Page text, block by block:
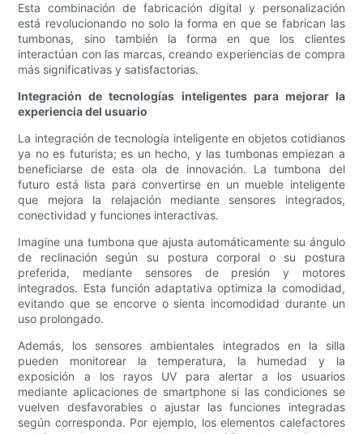
Esta combinación de fabricación digital y personalización
está revolucionando no solo la forma en que se fabrican las
tumbonas, sino también la forma en que los clientes
interactúan con las marcas, creando experiencias de compra
más significativas y satisfactorias.
Integración de tecnologías inteligentes para mejorar la
experiencia del usuario
La integración de tecnología inteligente en objetos cotidianos
ya no es futurista; es un hecho, y las tumbonas empiezan a
beneficiarse de esta ola de innovación. La tumbona del
futuro está lista para convertirse en un mueble inteligente
que mejora la relajación mediante sensores integrados,
conectividad y funciones interactivas.
Imagine una tumbona que ajusta automáticamente su ángulo
de reclinación según su postura corporal o su postura
preferida, mediante sensores de presión y motores
integrados. Esta función adaptativa optimiza la comodidad,
evitando que se encorve o sienta incomodidad durante un
uso prolongado.
Además, los sensores ambientales integrados en la silla
pueden monitorear la temperatura, la humedad y la
exposición a los rayos UV para alertar a los usuarios
mediante aplicaciones de smartphone si las condiciones se
vuelven desfavorables o ajustar las funciones integradas
según corresponda. Por ejemplo, los elementos calefactores